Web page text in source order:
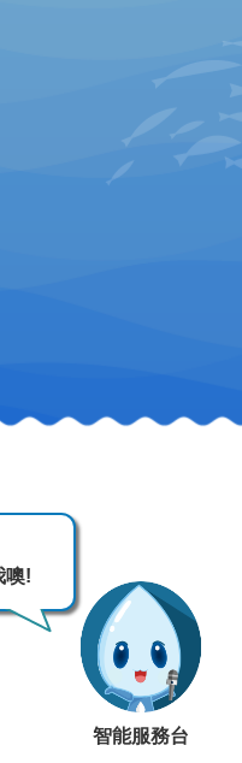
噢!
智能服務台